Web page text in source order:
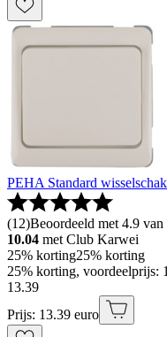
PEHA Standard
(12)Beoordeeld met 4.9
10.04 met Club Karwei
25% korting25% korting
25% korting, voordeelprijs:
13.39
Prijs: 13.39 euro